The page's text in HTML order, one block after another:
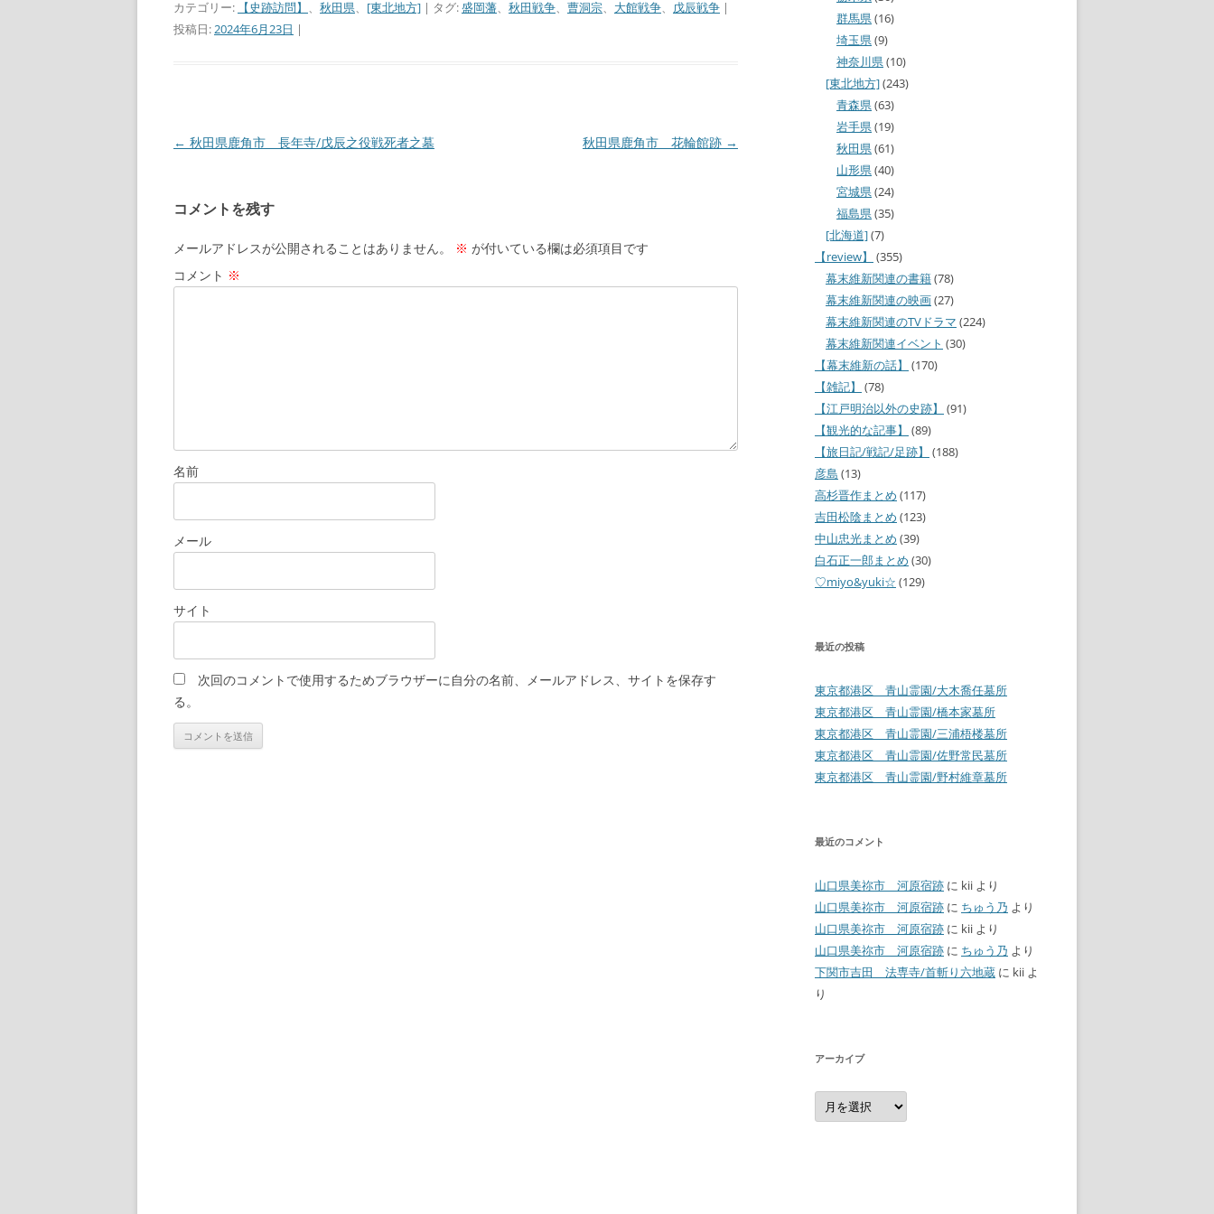
カテゴリー: 【史跡訪問】 、 秋田県、 [東北地方] | タグ:盛岡藩、 秋田戦争、 曹洞宗、 大館戦争、 戊辰戦争 |
投稿日:2024年6月23日 |
投
ビ
ゲ
ー
← 秋田県鹿角市 長年寺/戊辰之役戦死者之墓 秋田県鹿角市 花輪館跡 →
コメントを残す
メールアドレスが公開されることはありません。 ※ が付いている欄は必須項目です
コメント ※
名前
メール
サイト
次回のコメントで使用するためブラウザーに自分の名前、メールアドレス、サイトを保存す
る。
群馬県(16)
埼玉県(9)
神奈川県(10)
[東北地方](243)
青森県(63)
岩手県(19)
秋田県(61)
山形県(40)
宮城県(24)
福島県(35)
[北海道](7)
【review】
(355)
幕末維新関連の書籍(78)
幕末維新関連の映画(27)
幕末維新関連のTVドラマ (224)
幕末維新関連イベント (30)
【幕末維新の話】
(170)
【雑記】
(78)
【江戸明治以外の史跡】
(91)
【観光的な記事】
(89)
【旅日記/戦記/足跡】
(188)
彦島 (13)
高杉晋作まとめ (117)
吉田松陰まとめ (123)
中山忠光まとめ (39)
白石正一郎まとめ (30)
♡miyo&yuki☆ (129)
最近の投稿
東京都港区 青山霊園/大木喬任墓所
東京都港区 青山霊園/橋本家墓所
東京都港区 青山霊園/三浦梧楼墓所
東京都港区 青山霊園/佐野常民墓所
東京都港区 青山霊園/野村維章墓所
最近のコメント
山口県美祢市 河原宿跡 に kii より
山口県美祢市 河原宿跡 に ちゅう乃 より
山口県美祢市 河原宿跡 に kii より
山口県美祢市 河原宿跡 に ちゅう乃 より
下関市吉田 法専寺/首斬り六地蔵 に kii よ
り
アーカイブ
ア
ー
カ